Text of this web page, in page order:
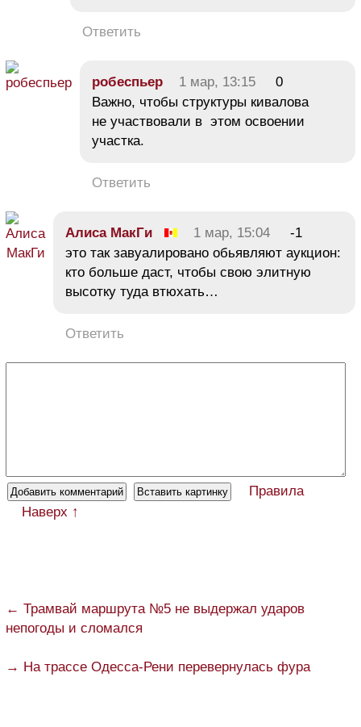
Ответить
робеспьер 1 мар, 13:15
0
Важно, чтобы структуры кивалова
не участвовали в этом освоении
участка.
Ответить
Алиса МакГи 1 мар, 15:04
-1
это так завуалировано обьявляют аукцион:
кто больше даст, чтобы свою элитную
высотку туда втюхать…
Ответить
Правила
Наверх ↑
← Трамвай маршрута №5 не выдержал ударов
непогоды и сломался
→ На трассе Одесса-Рени перевернулась фура